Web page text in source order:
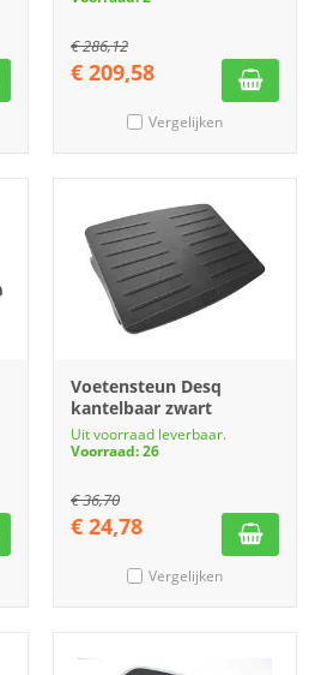
€286,12
€ 209,58
Vergelijken
Voetensteun Desq
kantelbaar zwart
Uit voorraad leverbaar.
Voorraad: 26
€36,70
€ 24,78
Vergelijken